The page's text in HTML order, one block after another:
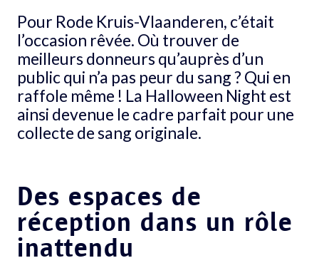
Pour Rode Kruis-Vlaanderen, c’était
l’occasion rêvée. Où trouver de
meilleurs donneurs qu’auprès d’un
public qui n’a pas peur du sang ? Qui en
raffole même ! La Halloween Night est
ainsi devenue le cadre parfait pour une
collecte de sang originale.
Des espaces de
réception dans un rôle
inattendu